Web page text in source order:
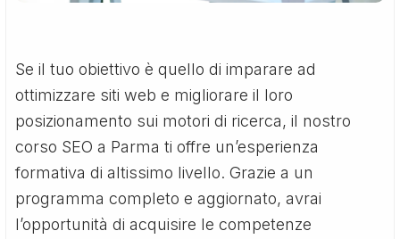
Se il tuo obiettivo è quello di imparare ad
ottimizzare siti web e migliorare il loro
posizionamento sui motori di ricerca, il nostro
corso SEO a Parma ti offre un’esperienza
formativa di altissimo livello. Grazie a un
programma completo e aggiornato, avrai
l’opportunità di acquisire le competenze